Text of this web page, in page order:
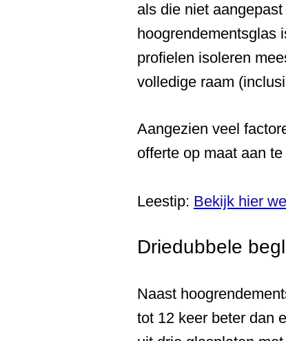
als die niet
hoogrendementsglas
profielen isoleren
volledige raam
Aangezien veel
offerte op maat aan
Leestip: Bekijk hier
Driedubbele
Naast
tot 12 keer beter dan